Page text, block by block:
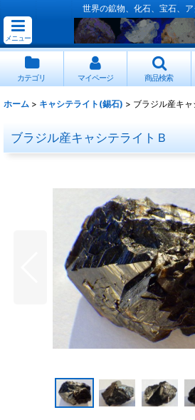
世界の鉱物、化石、宝石、
メニュー
カテゴリ マイページ 商品検索
ホーム > キャシテライト(錫石) > ブラジル産キャ
ブラジル産キャシテライトＢ